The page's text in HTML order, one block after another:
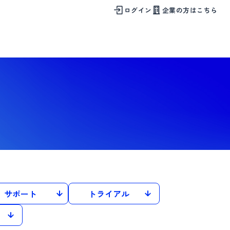
ログイン 企業の方はこちら
サポート
トライアル